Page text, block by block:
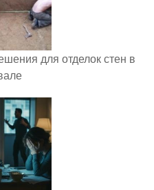
для отделок стен в